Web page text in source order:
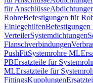
für Anschlüsse
RohreBefestigungen für
EinlegehilfenBefestigungen
VerteilerSystemdichtungen
Flanschverbindungen
PushFitSystemrohre ML
PBErsatzteile für
MLErsatzteile für
FittingsKupplungen